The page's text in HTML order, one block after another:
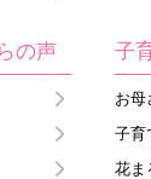
の声 子
お母
子育
花ま